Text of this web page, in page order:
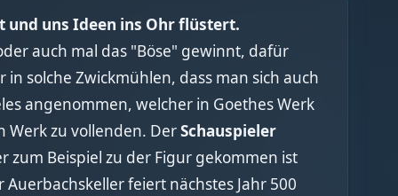
und uns Ideen ins Ohr flüstert.
auch mal das "Böse" gewinnt, dafür
solche Zwickmühlen, dass man sich auch
angenommen, welcher in Goethes Werk
Werk zu vollenden. DerSchauspieler
zum Beispiel zu der Figur gekommen ist
feiert nächstes Jahr 500